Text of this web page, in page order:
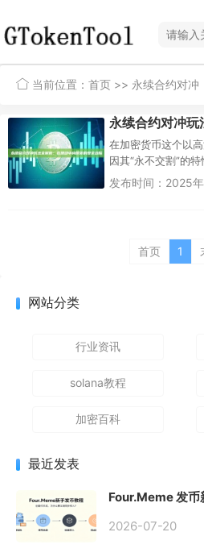
当前位置： 首页 >> 永续合约对冲
在加密货币这个以
因其“永不交割”的
易和套利的主流工
发布时间：2025
首页 1
网站分类
行业资讯
solana教程
加密百科
最近发表
Four.Meme 发币
2026-07-20